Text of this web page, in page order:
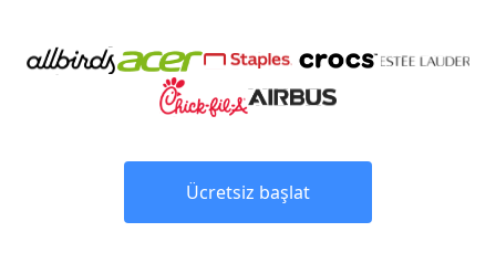
Ücretsiz başlat